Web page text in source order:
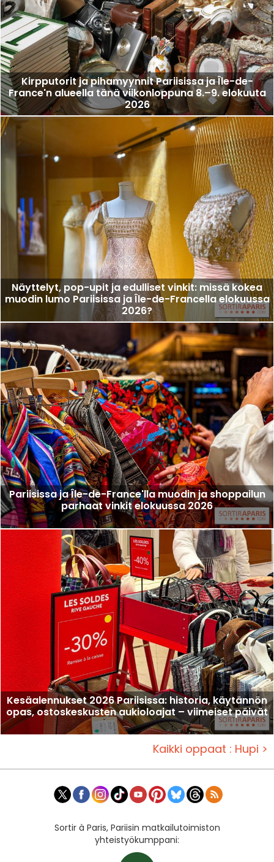
Kirpputorit ja pihamyynnit Pariisissa ja Île-de-
France'n alueella tänä viikonloppuna 8.–9. elokuuta
2026
Näyttelyt, pop-upit ja edulliset vinkit: missä kokea
muodin lumo Pariisissa ja Île-de-Francella elokuussa
2026?
Pariisissa ja Île-de-France'lla muodin ja shoppailun
parhaat vinkit elokuussa 2026
Kesäalennukset 2026 Pariisissa: historia, käytännön
opas, ostoskeskusten aukioloajat – viimeiset päivät
Kaikki oppaat : Hupi >
Sortir à Paris, Pariisin matkailutoimiston
yhteistyökumppani: